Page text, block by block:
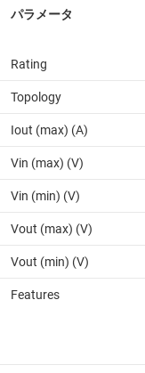
Rating
Topology
Iout (max) (A)
Vin (max) (V)
Vin (min) (V)
Vout (max) (V)
Vout (min) (V)
Features